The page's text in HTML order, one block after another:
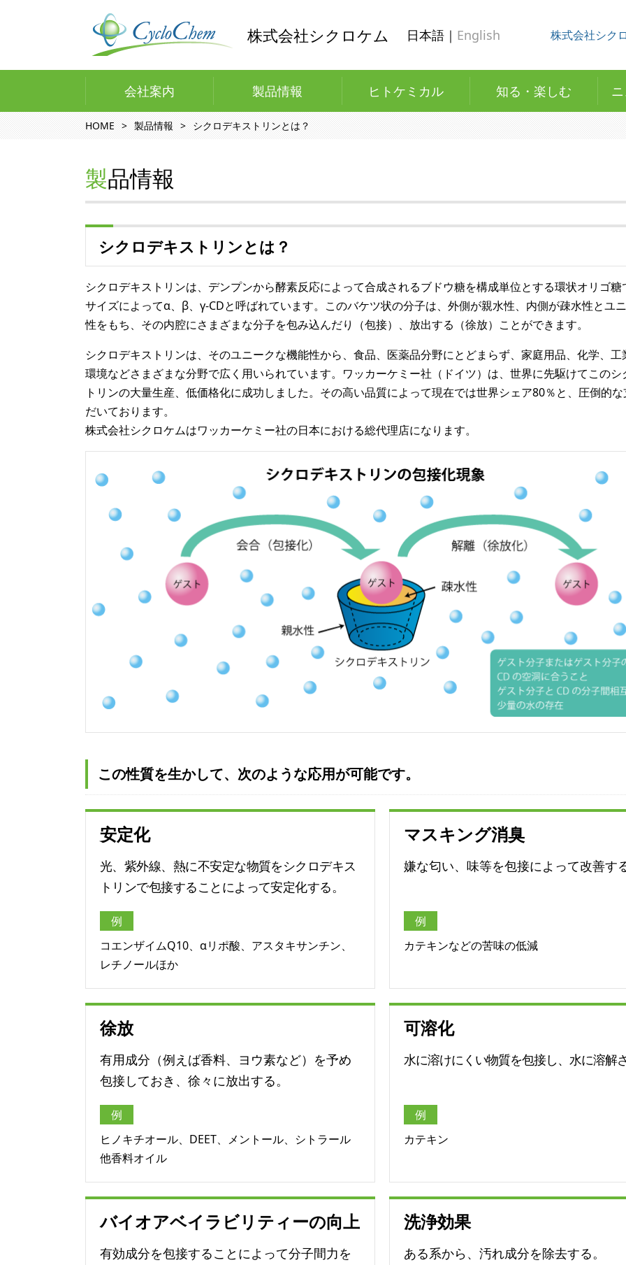
株式会社シクロケム 日本語｜ English 株式会社シク
会社案内 製品情報 ヒトケミカル 知る・楽しむ
HOME 製品情報 シクロデキストリンとは？
製品情報
シクロデキストリンとは？
シクロデキストリンは、デンプンから酵素反応によって合成されるブドウ糖を構成単位とする環状オリゴ糖
サイズによってα、β、γ-CDと呼ばれています。このバケツ状の分子は、外側が親水性、内側が疎水性とユ
性をもち、その内腔にさまざまな分子を包み込んだり（包接）、放出する（徐放）ことができます。
シクロデキストリンは、そのユニークな機能性から、食品、医薬品分野にとどまらず、家庭用品、化学、工
環境などさまざまな分野で広く用いられています。ワッカーケミー社（ドイツ）は、世界に先駆けてこのシ
トリンの大量生産、低価格化に成功しました。その高い品質によって現在では世界シェア80％と、圧倒的
だいております。
株式会社シクロケムはワッカーケミー社の日本における総代理店になります。
この性質を生かして、次のような応用が可能です。
安定化
光、紫外線、熱に不安定な物質をシクロデキス
トリンで包接することによって安定化する。
例
コエンザイムQ10、αリポ酸、アスタキサンチン、
レチノールほか
マスキング消臭
嫌な匂い、味等を包接によって改善す
例
カテキンなどの苦味の低減
徐放
有用成分（例えば香料、ヨウ素など）を予め
包接しておき、徐々に放出する。
例
ヒノキチオール、DEET、メントール、シトラール
他香料オイル
可溶化
水に溶けにくい物質を包接し、水に溶解
例
カテキン
バイオアベイラビリティーの向上
有効成分を包接することによって分子間力を
洗浄効果
ある系から、汚れ成分を除去する。